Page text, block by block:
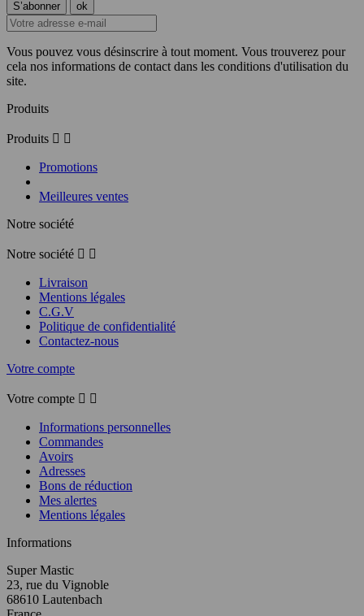
Vous pouvez vous désinscrire à tout moment. Vous trouverez pour
cela nos informations de contact dans les conditions d'utilisation du
site.
Produits
Produits  
Promotions
Meilleures ventes
Notre société
Notre société  
Livraison
Mentions légales
C.G.V
Politique de confidentialité
Contactez-nous
Votre compte
Votre compte  
Informations personnelles
Commandes
Avoirs
Adresses
Bons de réduction
Mes alertes
Mentions légales
Informations
Super Mastic
23, rue du Vignoble
68610 Lautenbach